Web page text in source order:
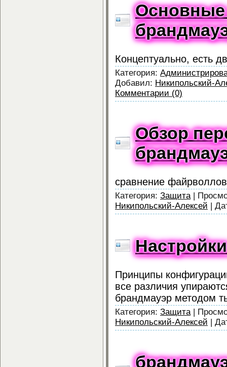
Концептуально, есть
Категория:
Добавил: Никипольский-
Комментарии (0)
Обзор
сравнение
Категория: Защита|
Никипольский-Алексей
Принципы
все различия
брандмауэр методом
Категория: Защита|
Никипольский-Алексей